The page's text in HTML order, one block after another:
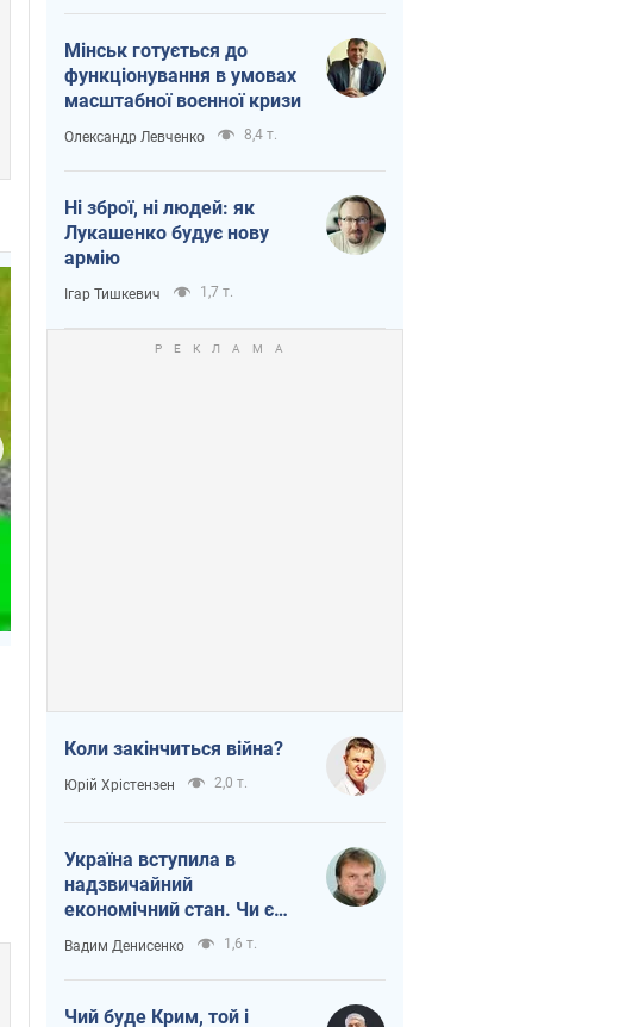
Мінськ готується до
функціонування в умовах
масштабної воєнної кризи
Олександр Левченко 8,4 т.
Ні зброї, ні людей: як
Лукашенко будує нову
армію
Ігар Тишкевич 1,7 т.
Коли закінчиться війна?
Юрій Хрістензен 2,0 т.
Україна вступила в
надзвичайний
економічний стан. Чи є
світло вкінці тунелю?
Вадим Денисенко 1,6 т.
Чий буде Крим, той і